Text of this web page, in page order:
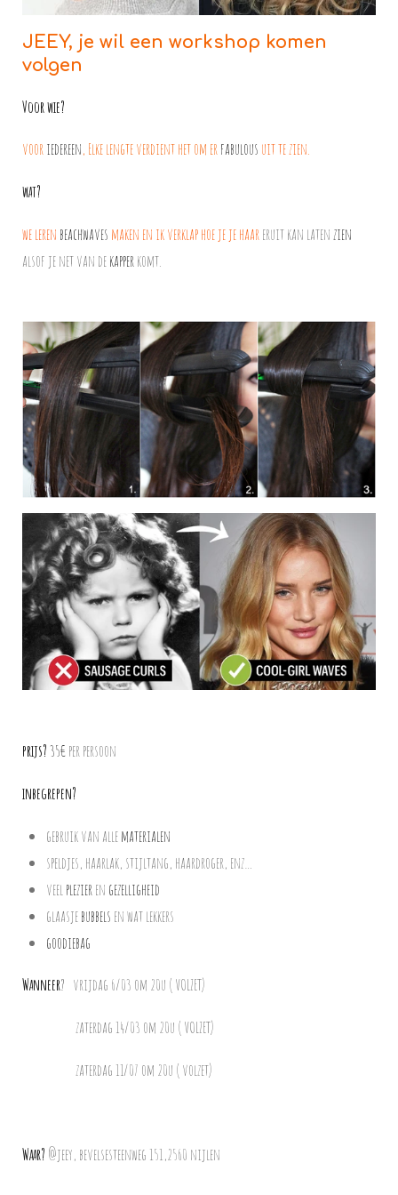
JEEY, je wil een workshop komen
volgen
Voor wie?
voor iedereen, Elke lengte verdient het om er fabulous uit te zien.
wat?
we leren beachwaves maken en ik verklap hoe je je haar eruit kan laten zien
alsof je net van dekapper komt.
prijs?35€per persoon
inbegrepen?
gebruik van allematerialen
speldjes, haarlak, stijltang, haardroger, enz…
veel plezier en gezelligheid
glaasjebubbels en wat lekkers
goodiebag
Wanneer? vrijdag 6/03 om 20u ( VOLZET)
zaterdag 14/03 om 20u ( VOLZET)
zaterdag 11/07 om 20u ( volzet)
Waar? @jeey, bevelsesteenweg 151,2560 nijlen